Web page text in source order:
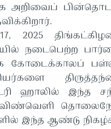
அறிவைப்
2025
நடைபெற்ற
பள்ளி
ஹாலில் இந்த
விண்வெளி
இந்த ஆண்டு